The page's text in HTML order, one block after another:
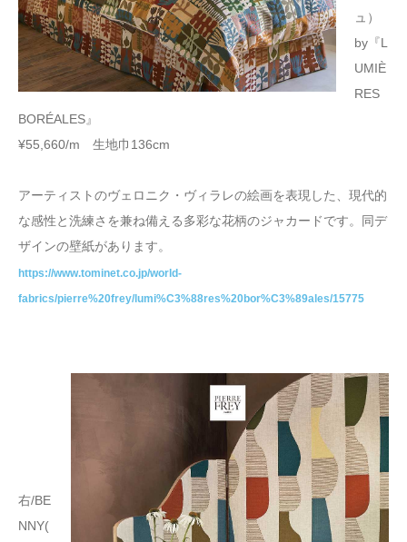
ュ）
by『L
UMIÈ
RES
BORÉALES』
¥55,660/m 生地巾136cm
アーティストのヴェロニク・ヴィラレの絵画を表現した、現代的
な感性と洗練さを兼ね備える多彩な花柄のジャカードです。同デ
ザインの壁紙があります。
https://www.tominet.co.jp/world-
fabrics/pierre%20frey/lumi%C3%88res%20bor%C3%89ales/15775
右/BE
NNY(